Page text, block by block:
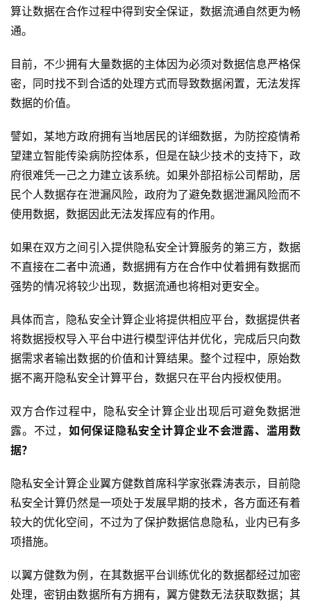
首
页
界
算让数据在合作过程中得到安全保证，数据流通自然更为畅
通。
目前，不少拥有大量数据的主体因为必须对数据信息严格保
密，同时找不到合适的处理方式而导致数据闲置，无法发挥
数据的价值。
譬如，某地方政府拥有当地居民的详细数据，为防控疫情希
望建立智能传染病防控体系，但是在缺少技术的支持下，政
府很难凭一己之力建立该系统。如果外部招标公司帮助，居
民个人数据存在泄漏风险，政府为了避免数据泄漏风险而不
使用数据，数据因此无法发挥应有的作用。
如果在双方之间引入提供隐私安全计算服务的第三方，数据
不直接在二者中流通，数据拥有方在合作中仗着拥有数据而
强势的情况将较少出现，数据流通也将相对更安全。
具体而言，隐私安全计算企业将提供相应平台，数据提供者
将数据授权导入平台中进行模型评估并优化，完成后只向数
据需求者输出数据的价值和计算结果。整个过程中，原始数
据不离开隐私安全计算平台，数据只在平台内授权使用。
双方合作过程中，隐私安全计算企业出现后可避免数据泄
露。不过， 如何保证隐私安全计算企业不会泄露、滥用数
据？
隐私安全计算企业翼方健数首席科学家张霖涛表示，目前隐
私安全计算仍然是一项处于发展早期的技术，各方面还有着
较大的优化空间，不过为了保护数据信息隐私，业内已有多
项措施。
以翼方健数为例，在其数据平台训练优化的数据都经过加密
处理，密钥由数据所有方拥有，翼方健数无法获取数据；其